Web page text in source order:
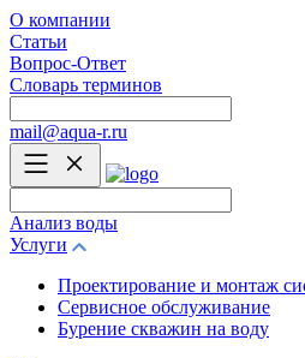
О компании
Статьи
Вопрос-Ответ
Словарь терминов
mail@aqua-r.ru
Анализ воды
Услуги
Проектирование и монтаж
Сервисное обслуживание
Бурение скважин на воду